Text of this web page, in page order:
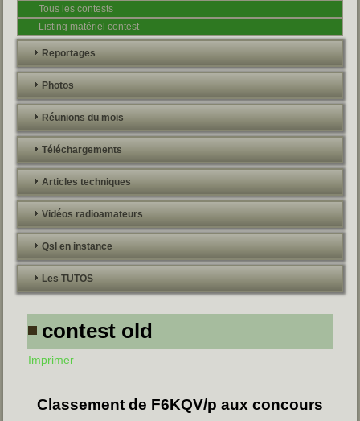
Tous les contests
Listing matériel contest
Reportages
Photos
Réunions du mois
Téléchargements
Articles techniques
Vidéos radioamateurs
Qsl en instance
Les TUTOS
contest old
Imprimer
Classement de F6KQV/p aux concours